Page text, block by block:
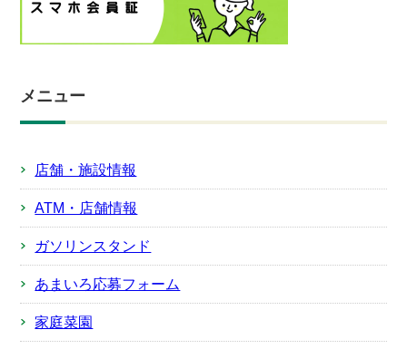
メニュー
店舗・施設情報
ATM・店舗情報
ガソリンスタンド
あまいろ応募フォーム
家庭菜園